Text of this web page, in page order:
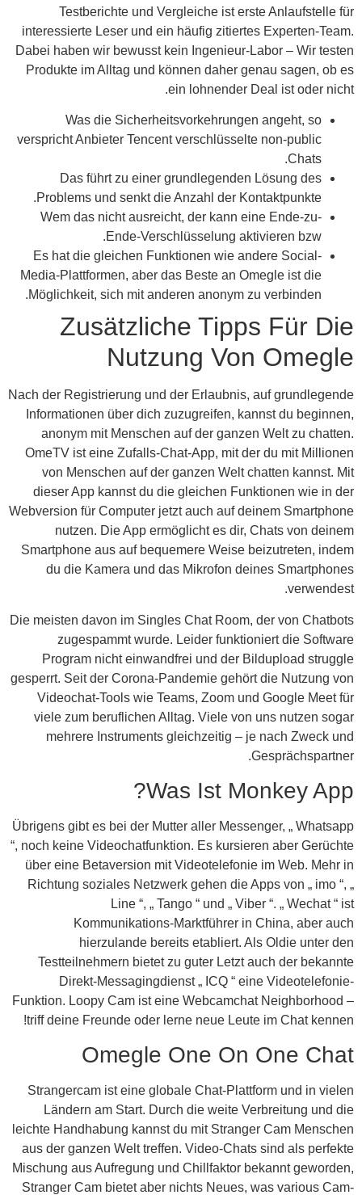
Testberichte und Vergleiche ist erste Anlaufstelle für
interessierte Leser und ein häufig zitiertes Experten-Team.
Dabei haben wir bewusst kein Ingenieur-Labor – Wir testen
Produkte im Alltag und können daher genau sagen, ob es
ein lohnender Deal ist oder nicht.
Was die Sicherheitsvorkehrungen angeht, so
verspricht Anbieter Tencent verschlüsselte non-public
Chats.
Das führt zu einer grundlegenden Lösung des
Problems und senkt die Anzahl der Kontaktpunkte.
Wem das nicht ausreicht, der kann eine Ende-zu-
Ende-Verschlüsselung aktivieren bzw.
Es hat die gleichen Funktionen wie andere Social-
Media-Plattformen, aber das Beste an Omegle ist die
Möglichkeit, sich mit anderen anonym zu verbinden.
Zusätzliche Tipps Für Die
Nutzung Von Omegle
Nach der Registrierung und der Erlaubnis, auf grundlegende
Informationen über dich zuzugreifen, kannst du beginnen,
anonym mit Menschen auf der ganzen Welt zu chatten.
OmeTV ist eine Zufalls-Chat-App, mit der du mit Millionen
von Menschen auf der ganzen Welt chatten kannst. Mit
dieser App kannst du die gleichen Funktionen wie in der
Webversion für Computer jetzt auch auf deinem Smartphone
nutzen. Die App ermöglicht es dir, Chats von deinem
Smartphone aus auf bequemere Weise beizutreten, indem
du die Kamera und das Mikrofon deines Smartphones
verwendest.
Die meisten davon im Singles Chat Room, der von Chatbots
zugespammt wurde. Leider funktioniert die Software
Program nicht einwandfrei und der Bildupload struggle
gesperrt. Seit der Corona-Pandemie gehört die Nutzung von
Videochat-Tools wie Teams, Zoom und Google Meet für
viele zum beruflichen Alltag. Viele von uns nutzen sogar
mehrere Instruments gleichzeitig – je nach Zweck und
Gesprächspartner.
Was Ist Monkey App?
Übrigens gibt es bei der Mutter aller Messenger, „ Whatsapp
“, noch keine Videochatfunktion. Es kursieren aber Gerüchte
über eine Betaversion mit Videotelefonie im Web. Mehr in
Richtung soziales Netzwerk gehen die Apps von „ imo “, „
Line “, „ Tango “ und „ Viber “. „ Wechat “ ist
Kommunikations-Marktführer in China, aber auch
hierzulande bereits etabliert. Als Oldie unter den
Testteilnehmern bietet zu guter Letzt auch der bekannte
Direkt-Messagingdienst „ ICQ “ eine Videotelefonie-
Funktion. Loopy Cam ist eine Webcamchat Neighborhood –
triff deine Freunde oder lerne neue Leute im Chat kennen!
Omegle One On One Chat
Strangercam ist eine globale Chat-Plattform und in vielen
Ländern am Start. Durch die weite Verbreitung und die
leichte Handhabung kannst du mit Stranger Cam Menschen
aus der ganzen Welt treffen. Video-Chats sind als perfekte
Mischung aus Aufregung und Chillfaktor bekannt geworden,
Stranger Cam bietet aber nichts Neues, was various Cam-